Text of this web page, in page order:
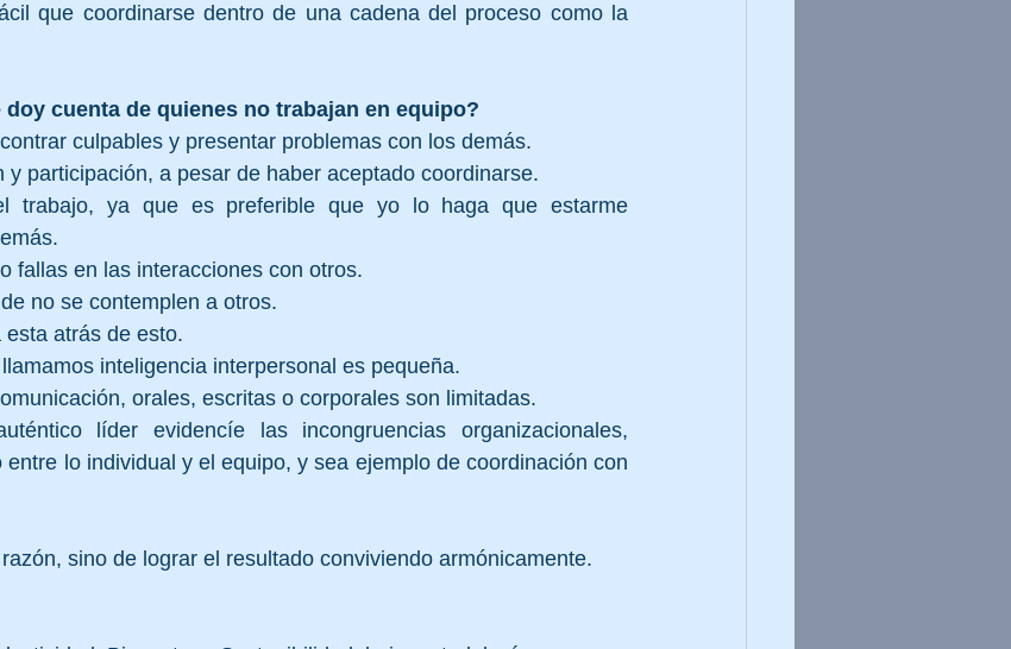
que coordinarse dentro de una cadena del proceso como la
doy cuenta de quienes no trabajan en equipo?
culpables y presentar problemas con los demás.
y participación, a pesar de haber aceptado coordinarse.
trabajo, ya que es preferible que yo lo haga que estarme
fallas en las interacciones con otros.
no se contemplen a otros.
atrás de esto.
inteligencia interpersonal es pequeña.
orales, escritas o corporales son limitadas.
líder evidencíe las incongruencias organizacionales,
entre lo individual y el equipo, y sea ejemplo de coordinación con
sino de lograr el resultado conviviendo armónicamente.